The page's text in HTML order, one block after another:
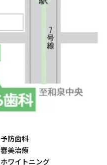
予防歯科
審美治療
ホワイトニング